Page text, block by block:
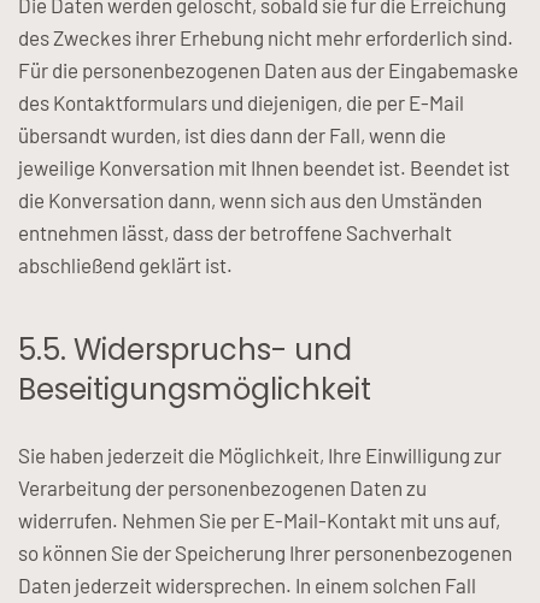
Die Daten werden gelöscht, sobald sie für die Erreichung
des Zweckes ihrer Erhebung nicht mehr erforderlich sind.
Für die personenbezogenen Daten aus der Eingabemaske
des Kontaktformulars und diejenigen, die per E-Mail
übersandt wurden, ist dies dann der Fall, wenn die
jeweilige Konversation mit Ihnen beendet ist. Beendet ist
die Konversation dann, wenn sich aus den Umständen
entnehmen lässt, dass der betroffene Sachverhalt
abschließend geklärt ist.
5.5. Widerspruchs- und
Beseitigungsmöglichkeit
Sie haben jederzeit die Möglichkeit, Ihre Einwilligung zur
Verarbeitung der personenbezogenen Daten zu
widerrufen. Nehmen Sie per E-Mail-Kontakt mit uns auf,
so können Sie der Speicherung Ihrer personenbezogenen
Daten jederzeit widersprechen. In einem solchen Fall